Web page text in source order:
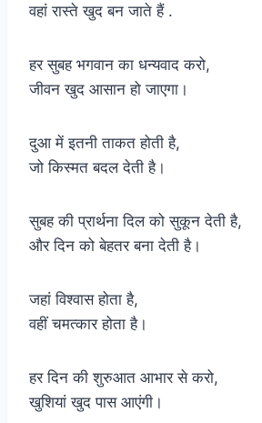
वहां रास्ते खुद बन जाते हैं .
हर सुबह भगवान का धन्यवाद करो,
जीवन खुद आसान हो जाएगा।
दुआ में इतनी ताकत होती है,
जो किस्मत बदल देती है।
सुबह की प्रार्थना दिल को सुकून देती है,
और दिन को बेहतर बना देती है।
जहां विश्वास होता है,
वहीं चमत्कार होता है।
हर दिन की शुरुआत आभार से करो,
खुशियां खुद पास आएंगी।